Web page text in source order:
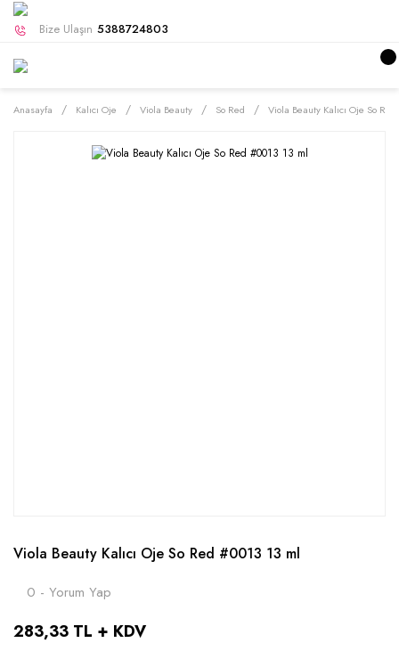
Bize Ulaşın 5388724803
Anasayfa Kalıcı Oje Viola Beauty So Red Viola Beauty Kalıcı Oje So
Viola Beauty Kalıcı Oje So Red #0013 13 ml
0 - Yorum Yap
283,33 TL + KDV